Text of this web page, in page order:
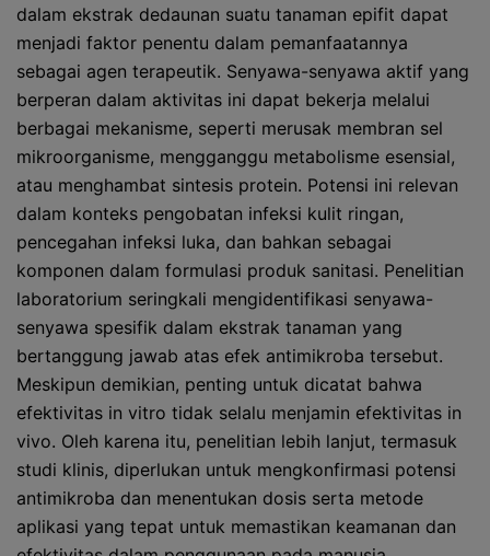
dalam ekstrak dedaunan suatu tanaman epifit dapat
menjadi faktor penentu dalam pemanfaatannya
sebagai agen terapeutik. Senyawa-senyawa aktif yang
berperan dalam aktivitas ini dapat bekerja melalui
berbagai mekanisme, seperti merusak membran sel
mikroorganisme, mengganggu metabolisme esensial,
atau menghambat sintesis protein. Potensi ini relevan
dalam konteks pengobatan infeksi kulit ringan,
pencegahan infeksi luka, dan bahkan sebagai
komponen dalam formulasi produk sanitasi. Penelitian
laboratorium seringkali mengidentifikasi senyawa-
senyawa spesifik dalam ekstrak tanaman yang
bertanggung jawab atas efek antimikroba tersebut.
Meskipun demikian, penting untuk dicatat bahwa
efektivitas in vitro tidak selalu menjamin efektivitas in
vivo. Oleh karena itu, penelitian lebih lanjut, termasuk
studi klinis, diperlukan untuk mengkonfirmasi potensi
antimikroba dan menentukan dosis serta metode
aplikasi yang tepat untuk memastikan keamanan dan